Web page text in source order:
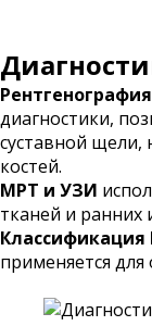
Рентгенография
диагностики,
суставной
костей.
МРТ и УЗИ
тканей и ранних
Классификация
применяется